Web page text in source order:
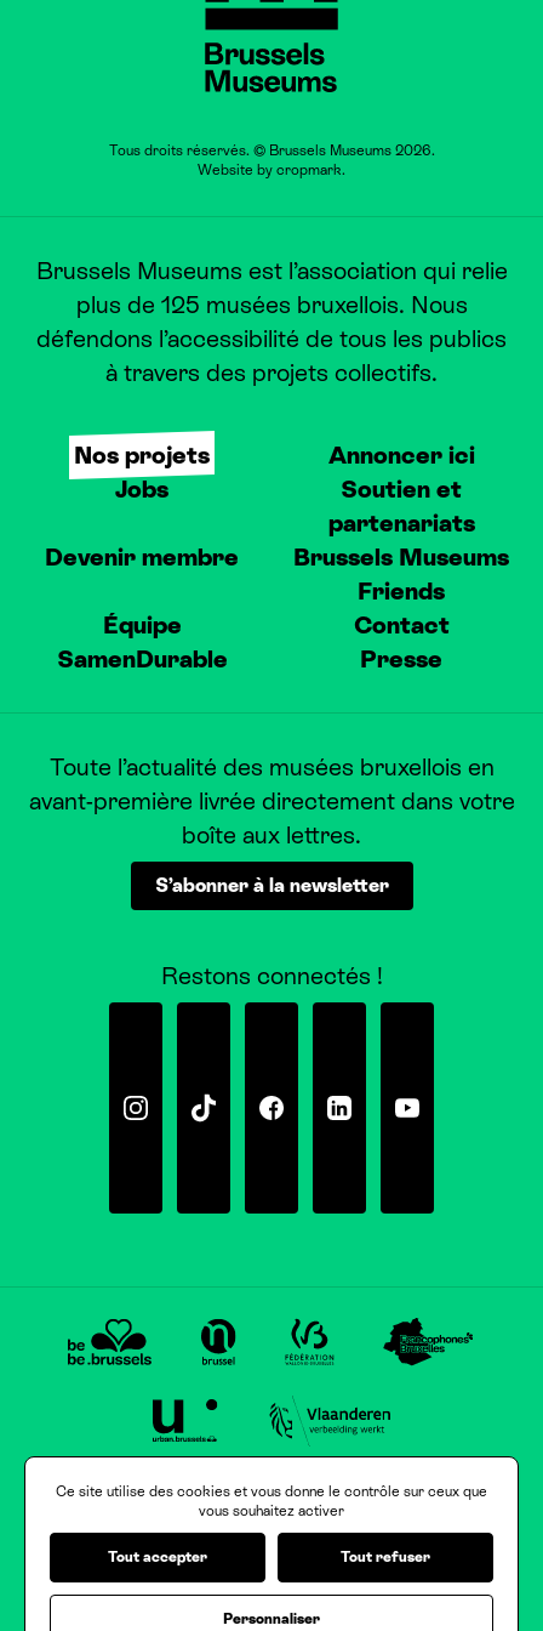
Tous droits réservés. © Brussels Museums 2026.
Website by cropmark.
Brussels Museums est l’association qui relie
plus de 125 musées bruxellois. Nous
défendons l’accessibilité de tous les publics
à travers des projets collectifs.
Nos projets
Annoncer ici
Jobs
Soutien et
partenariats
Devenir membre
Brussels Museums
Friends
Équipe
Contact
SamenDurable
Presse
Toute l’actualité des musées bruxellois en
avant-première livrée directement dans votre
boîte aux lettres.
S’abonner à la newsletter
Restons connectés !
InstagramTiktok FacebookLinkedinYoutube
Ce site utilise des cookies et vous donne le contrôle sur ceux que
vous souhaitez activer
Tout accepter Tout refuser
Personnaliser